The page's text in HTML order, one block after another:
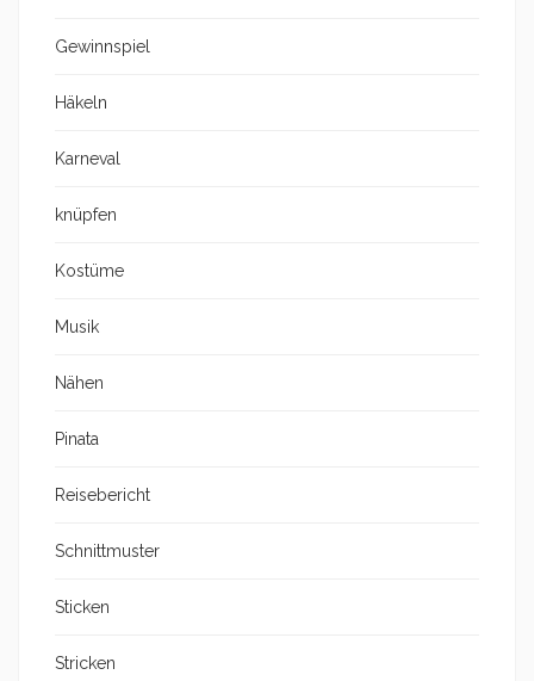
Gewinnspiel
Häkeln
Karneval
knüpfen
Kostüme
Musik
Nähen
Pinata
Reisebericht
Schnittmuster
Sticken
Stricken